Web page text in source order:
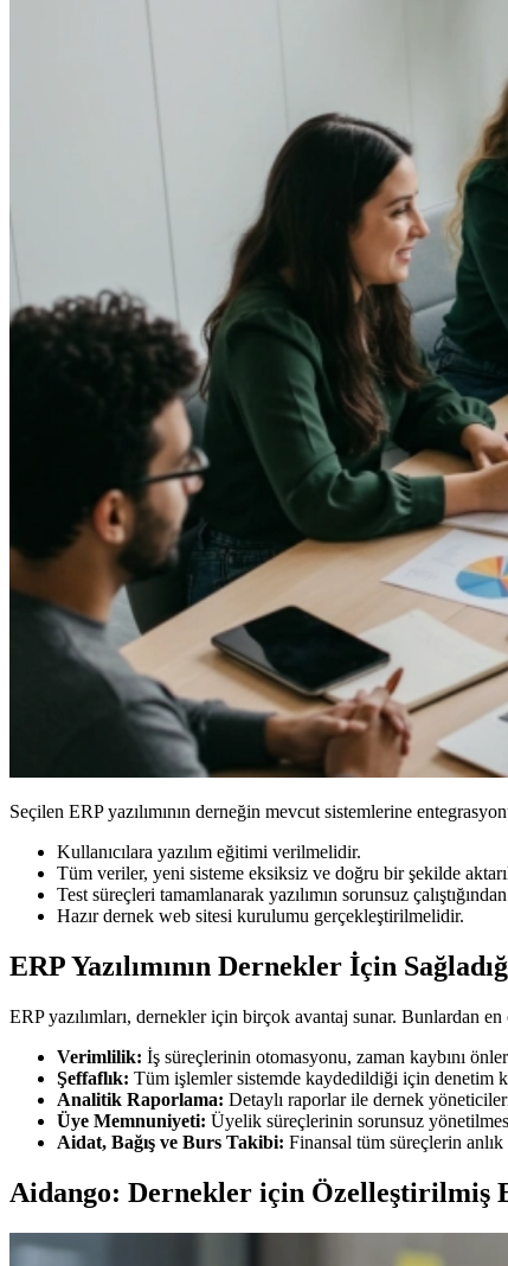
Seçilen ERP yazılımının derneğin mevcut sistemlerine
Kullanıcılara yazılım eğitimi verilmelidir.
Tüm veriler, yeni sisteme eksiksiz ve doğru bir şekilde
Test süreçleri tamamlanarak yazılımın sorunsuz
Hazır dernek web sitesi kurulumu gerçekleştirilmelidir.
ERP Yazılımının Dernekler İçin
ERP yazılımları, dernekler için birçok avantaj sunar. Bunlardan
Verimlilik: İş süreçlerinin otomasyonu, zaman kaybını
Şeffaflık: Tüm işlemler sistemde kaydedildiği için denetim
Analitik Raporlama: Detaylı raporlar ile dernek
Üye Memnuniyeti: Üyelik süreçlerinin sorunsuz
Aidat, Bağış ve Burs Takibi: Finansal tüm süreçlerin anlık
Aidango: Dernekler için Özelleştirilmiş